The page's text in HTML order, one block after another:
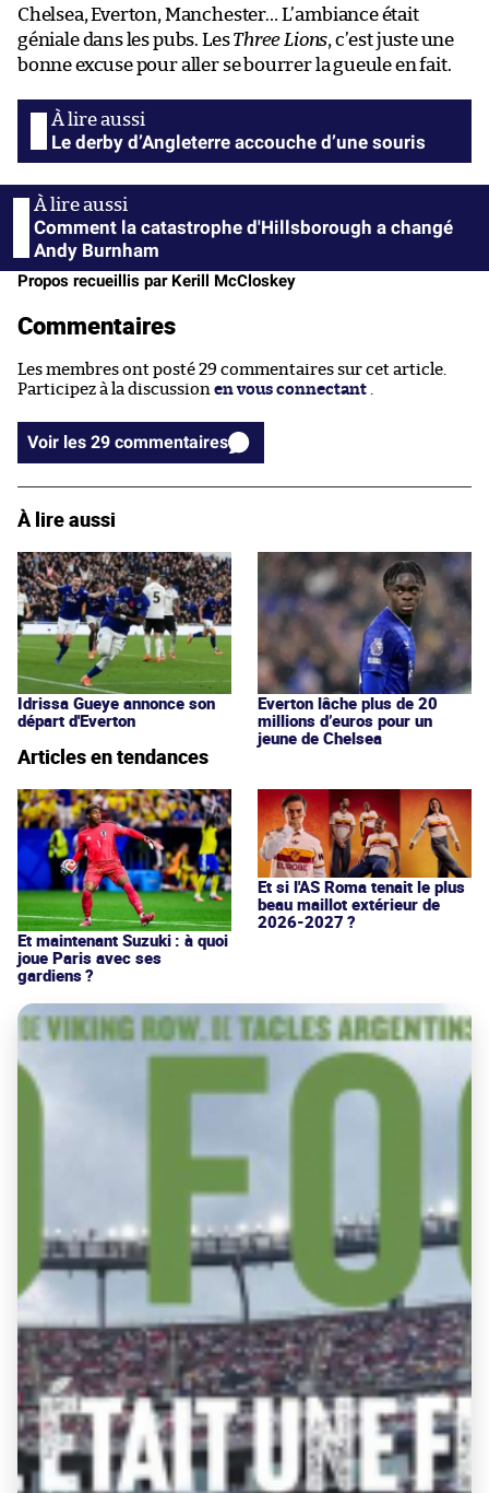
Chelsea, Everton, Manchester… L’ambiance était
géniale dans les pubs. LesThree Lions, c’est juste une
bonne excuse pour aller se bourrer la gueule en fait.
Le derby d’Angleterre accouche d’une souris
Comment la catastrophe d'Hillsborough a changé
Andy Burnham
Propos recueillis par Kerill McCloskey
Commentaires
Les membres ont posté 29 commentaires sur cet article.
Participez à la discussion en vous connectant
Voir les 29 commentaires
À lire aussi
Idrissa Gueye annonce son
départ d'Everton
Everton lâche plus de 20
millions d’euros pour un
jeune de Chelsea
Articles en tendances
Et maintenant Suzuki : à quoi
joue Paris avec ses
gardiens ?
Et si l'AS Roma tenait le plus
beau maillot extérieur de
2026-2027 ?